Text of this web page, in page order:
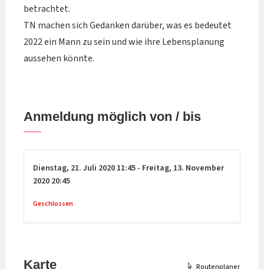
betrachtet.
TN machen sich Gedanken darüber, was es bedeutet
2022 ein Mann zu sein und wie ihre Lebensplanung
aussehen könnte.
Anmeldung möglich von / bis
Dienstag, 21. Juli 2020 11:45 - Freitag, 13. November
2020 20:45
Geschlossen
Karte